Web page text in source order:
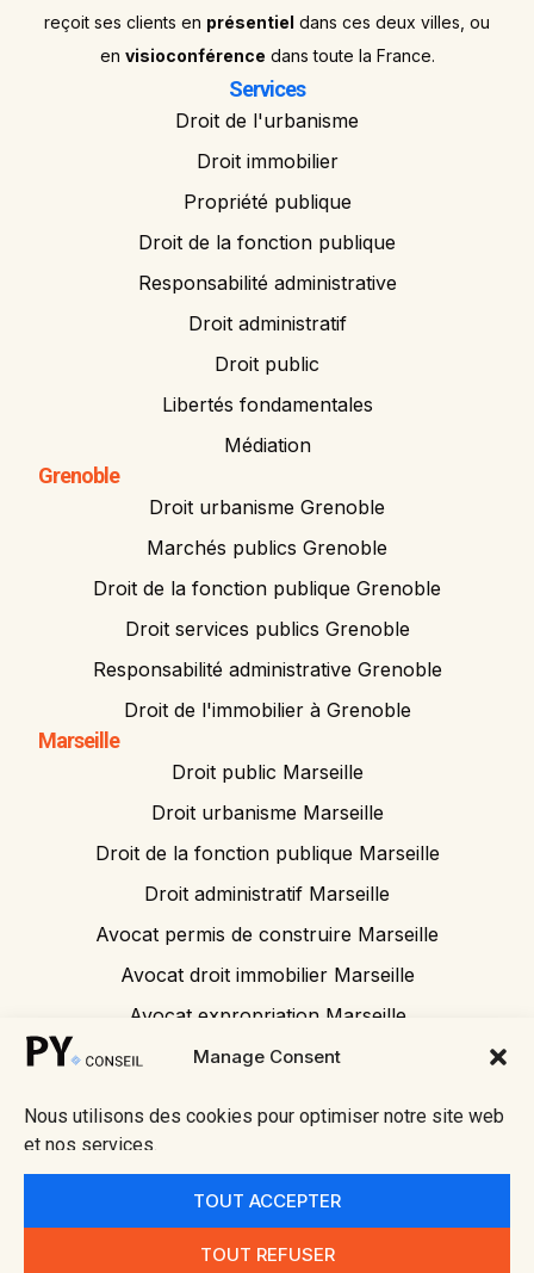
Manage Consent
Nous utilisons des cookies pour optimiser notre site web
et nos services.
TOUT ACCEPTER
TOUT REFUSER
reçoit ses clients en présentiel dans ces deux villes, ou
en visioconférence dans toute la France.
Services
Droit de l'urbanisme
Droit immobilier
Propriété publique
Droit de la fonction publique
Responsabilité administrative
Droit administratif
Droit public
Libertés fondamentales
Médiation
Grenoble
Droit urbanisme Grenoble
Marchés publics Grenoble
Droit de la fonction publique Grenoble
Droit services publics Grenoble
Responsabilité administrative Grenoble
Droit de l'immobilier à Grenoble
Marseille
Droit public Marseille
Droit urbanisme Marseille
Droit de la fonction publique Marseille
Droit administratif Marseille
Avocat permis de construire Marseille
Avocat droit immobilier Marseille
Avocat expropriation Marseille
Avocat tribunal administratif
© 2026 Py
Conseil
légales
• Politique
confidential
par